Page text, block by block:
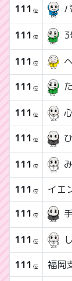
111 位
111 位
111 位
111 位
111 位
111 位
111 位
111 位 イエ
111 位
111 位
111 位 福岡